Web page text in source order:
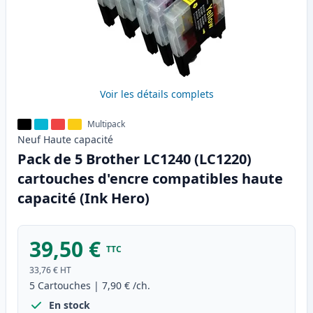
Voir les détails complets
Multipack
Neuf Haute capacité
Pack de 5 Brother LC1240 (LC1220)
cartouches d'encre compatibles haute
capacité (Ink Hero)
39,50 € TTC
33,76 € HT
5 Cartouches | 7,90 € /ch.
En stock